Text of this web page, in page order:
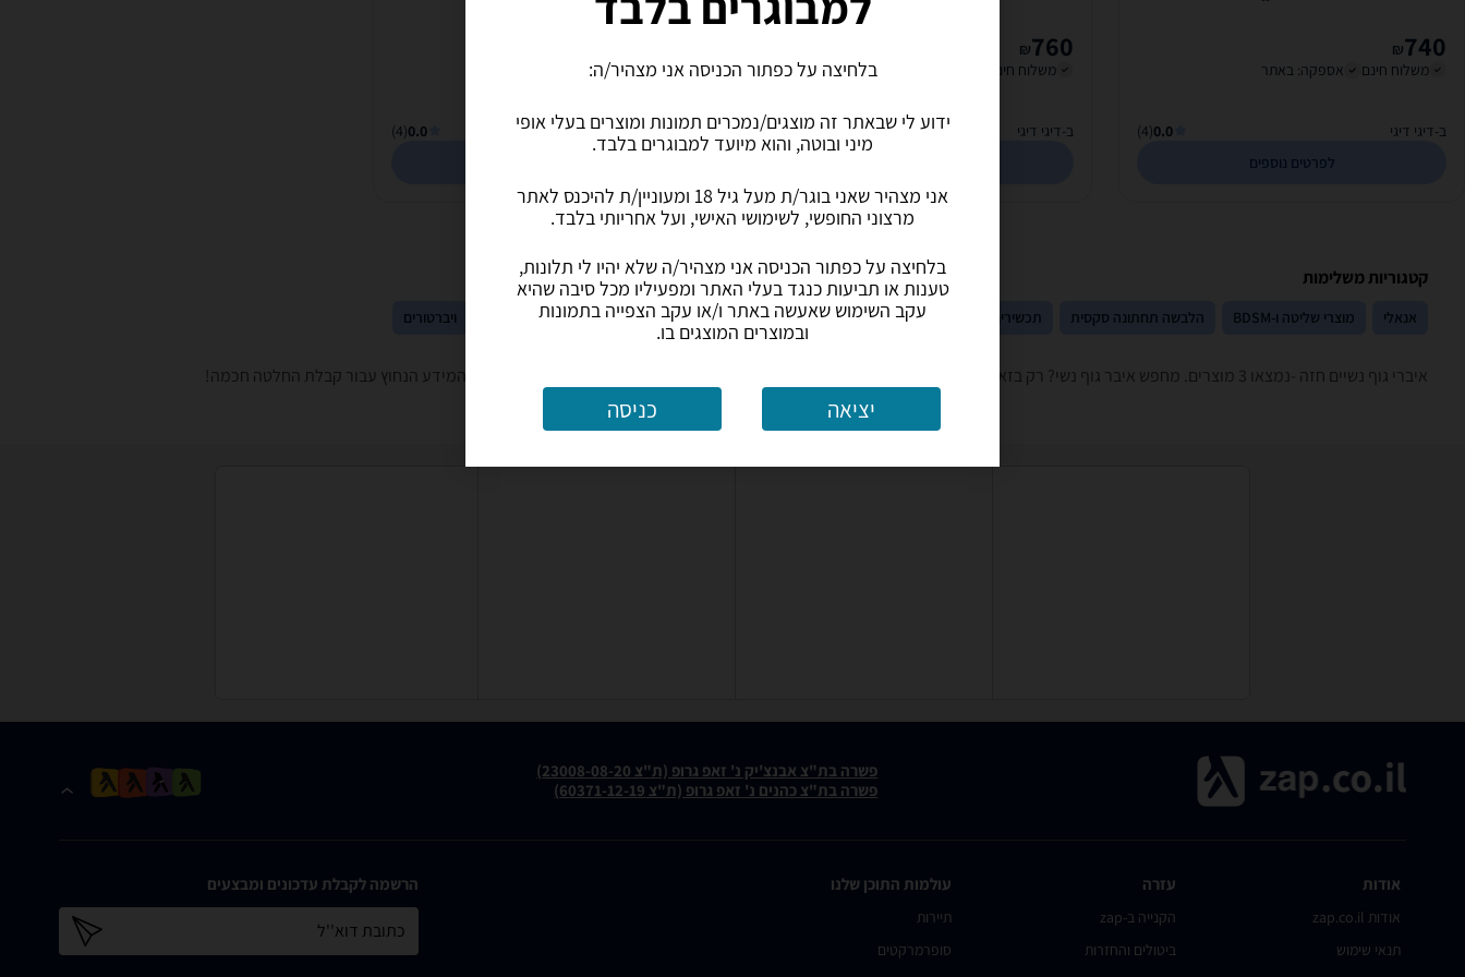
740
₪
משלוח חינם
אספקה: באתר
ב-דיגי דיגי 0.0
(4)
לפרטים נוספים
760
₪
משלוח חינם
ב-דיגי דיגי 0.0
(4)
משלוח חינם
אספקה: באתר
ב-דיגי דיגי 0.0
(4)
קטגוריות משלימות
אנאלי מוצרי שליטה ו-BDSM הלבשה תחתונה סקסית תכשירים בובות מין קוקרינג - טבעות לשמירת הזיקפה מאריכי איבר ותותבים ויברטורים
איברי גוף נשיים ‏חזה -נמצאו 3 מוצרים. מחפש איבר גוף נשי? רק בזאפ תמצאו חוות דעת, השוואת מחירים ביותר מאלף חנויות בתחום מבוגרים בלבד וכל המידע הנחוץ עבור קבלת החלטה חכמה!
פשרה בת"צ אבנצ'יק נ' זאפ גרופ (ת"צ 23008-08-20)
פשרה בת"צ כהנים נ' זאפ גרופ (ת"צ 60371-12-19)
אודות
אודות zap.co.il
תנאי שימוש
עזרה
הקנייה ב-zap
ביטולים והחזרות
עולמות התוכן שלנו
תיירות
סופרמרקטים
הרשמה לקבלת עדכונים ומבצעים
כתובת דוא''ל
בלחיצה על כפתור הכניסה אני מצהיר/ה:
ידוע לי שבאתר זה מוצגים/נמכרים תמונות ומוצרים בעלי אופי
מיני ובוטה, והוא מיועד למבוגרים בלבד.
אני מצהיר שאני בוגר/ת מעל גיל 18 ומעוניין/ת להיכנס לאתר
מרצוני החופשי, לשימושי האישי, ועל אחריותי בלבד.
בלחיצה על כפתור הכניסה אני מצהיר/ה שלא יהיו לי תלונות,
טענות או תביעות כנגד בעלי האתר ומפעיליו מכל סיבה שהיא
עקב השימוש שאעשה באתר ו/או עקב הצפייה בתמונות
ובמוצרים המוצגים בו.
יציאה כניסה